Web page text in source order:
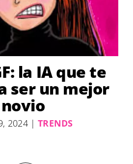
la IA que te
ser un mejor
novio
2024 | TRENDS